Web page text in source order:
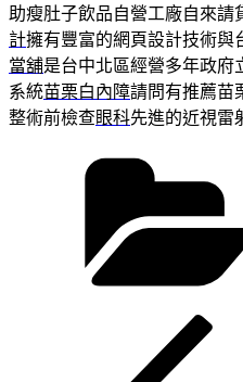
助瘦肚子飲品自營工廠自來請
計擁有豐富的網頁設計技術與
當舖是台中北區經營多年政府
系統苗栗白內障請問有推薦苗
整術前檢查眼科先進的近視雷